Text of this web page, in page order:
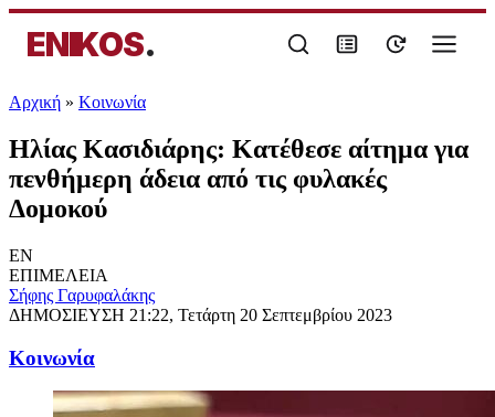
ENIKOS.
Αρχική » Κοινωνία
Ηλίας Κασιδιάρης: Κατέθεσε αίτημα για
πενθήμερη άδεια από τις φυλακές
Δομοκού
EN
ΕΠΙΜΕΛΕΙΑ
Σήφης Γαρυφαλάκης
ΔΗΜΟΣΙΕΥΣΗ 21:22, Τετάρτη 20 Σεπτεμβρίου 2023
Κοινωνία